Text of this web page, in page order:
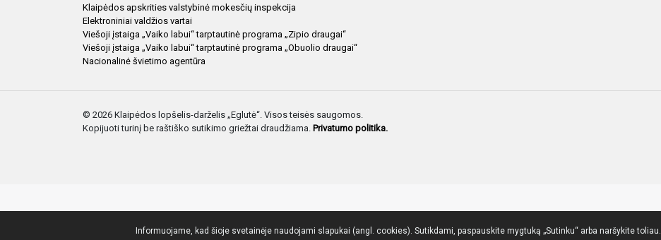
Klaipėdos apskrities valstybinė mokesčių inspekcija
Elektroniniai valdžios vartai
Viešoji įstaiga „Vaiko labui“ tarptautinė programa „Zipio draugai“
Viešoji įstaiga „Vaiko labui“ tarptautinė programa „Obuolio draugai“
Nacionalinė švietimo agentūra
© 2026 Klaipėdos lopšelis-darželis „Eglutė“. Visos teisės saugomos.
Kopijuoti turinį be raštiško sutikimo griežtai draudžiama. Privatumo politika.
Informuojame, kad šioje svetainėje naudojami slapukai (angl. cookies). Sutikdami, paspauskite mygtuką „Sutinku“ arba naršykite toliau.